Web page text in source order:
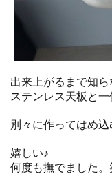
出来上がるまで知ら
ステンレス天板と一
別々に作ってはめ込
嬉しい♪
何度も撫でました。